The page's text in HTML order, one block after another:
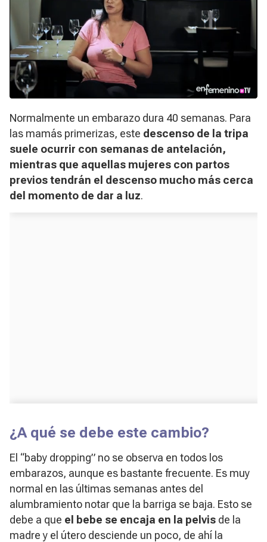
Normalmente un embarazo dura 40 semanas. Para
las mamás primerizas, este descenso de la tripa
suele ocurrir con semanas de antelación,
mientras que aquellas mujeres con partos
previos tendrán el descenso mucho más cerca
del momento de dar a luz.
¿A qué se debe este cambio?
El “baby dropping” no se observa en todos los
embarazos, aunque es bastante frecuente. Es muy
normal en las últimas semanas antes del
alumbramiento notar que la barriga se baja. Esto se
debe a que el bebe se encaja en la pelvis de la
madre y el útero desciende un poco, de ahí la